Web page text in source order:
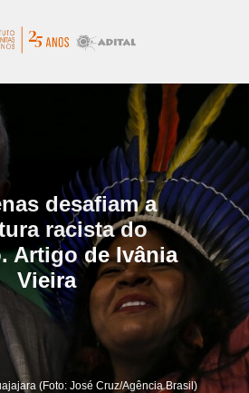
desafiam a
racista do
Artigo de Ivânia
Vieira
(Foto: José Cruz/Agência Brasil)